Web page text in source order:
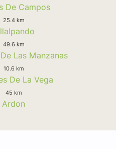
De Campos
25.4 km
49.6 km
Las Manzanas
10.6 km
De La Vega
45 km
Ardon